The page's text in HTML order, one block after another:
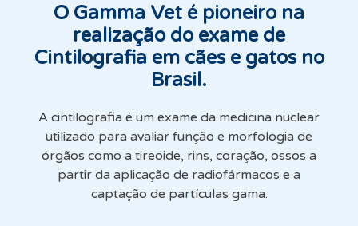
O Gamma Vet é pioneiro na
realização do exame de
Cintilografia em cães e gatos no
Brasil.
A cintilografia é um exame da medicina nuclear
utilizado para avaliar função e morfologia de
órgãos como a tireoide, rins, coração, ossos a
partir da aplicação de radiofármacos e a
captação de partículas gama.